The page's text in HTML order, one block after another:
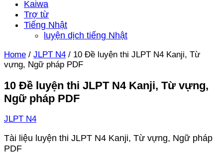
Kaiwa
Trợ từ
Tiếng Nhật
luyện dịch tiếng Nhật
Home / JLPT N4 / 10 Đề luyện thi JLPT N4 Kanji, Từ
vựng, Ngữ pháp PDF
10 Đề luyện thi JLPT N4 Kanji, Từ vựng,
Ngữ pháp PDF
JLPT N4
Tài liệu luyện thi JLPT N4 Kanji, Từ vựng, Ngữ pháp
PDF